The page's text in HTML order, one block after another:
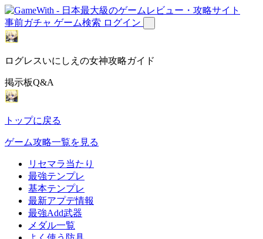
事前ガチャ ゲーム検索 ログイン
ログレスいにしえの女神攻略ガイド
掲示板Q&A
トップに戻る
ゲーム攻略一覧を見る
リセマラ当たり
最強テンプレ
基本テンプレ
最新アプデ情報
最強Add武器
メダル一覧